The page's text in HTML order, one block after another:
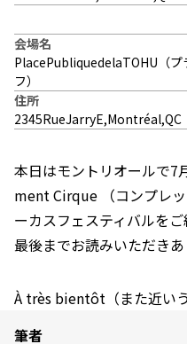
会場名
PlacePubliquedelaTOHU（プ
フ）
住所
2345RueJarryE,Montréal,QC
本日はモントリオールで
ment Cirque （コンプレ
ーカスフェスティバルをご
最後までお読みいただきあ
À très bientôt（また近い
筆者